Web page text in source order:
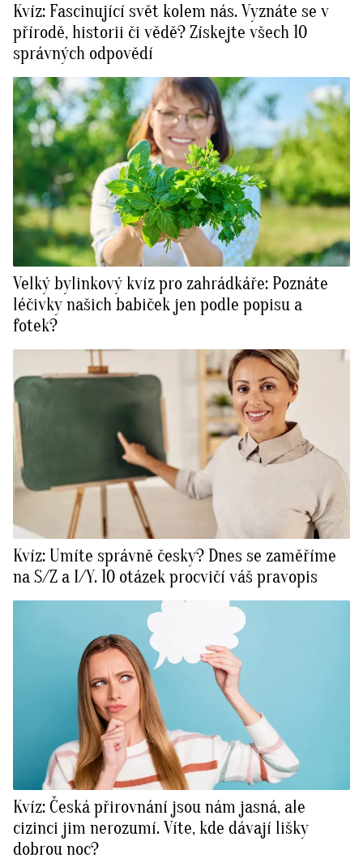
Kvíz: Fascinující svět kolem nás. Vyznáte se v
přírodě, historii či vědě? Získejte všech 10
správných odpovědí
Velký bylinkový kvíz pro zahrádkáře: Poznáte
léčivky našich babiček jen podle popisu a
fotek?
Kvíz: Umíte správně česky? Dnes se zaměříme
na S/Z a I/Y. 10 otázek procvičí váš pravopis
Kvíz: Česká přirovnání jsou nám jasná, ale
cizinci jim nerozumí. Víte, kde dávají lišky
dobrou noc?